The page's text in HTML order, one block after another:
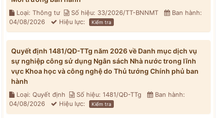
Loại: Thông tư Số hiệu: 33/2026/TT-BNNMT
Ban hành:
04/08/2026
Hiệu lực: Kiểm tra
Quyết định 1481/QĐ-TTg năm 2026 về Danh mục dịch vụ
sự nghiệp công sử dụng Ngân sách Nhà nước trong lĩnh
vực Khoa học và công nghệ do Thủ tướng Chính phủ ban
hành
Loại: Quyết định Số hiệu: 1481/QĐ-TTg
Ban hành:
04/08/2026
Hiệu lực: Kiểm tra